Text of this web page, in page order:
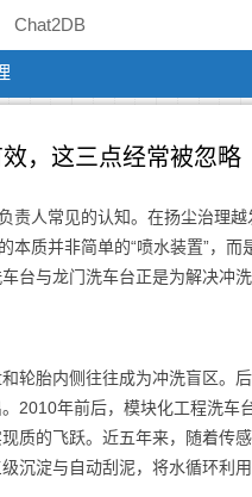
Chat2DB
，这三点经常被忽略
责人常见的认知。在扬尘治理
质并非简单的“喷水装置”，
台与龙门洗车台正是为解决冲
胎内侧往往成为冲洗盲区。
2010年前后，模块化工程洗车
质的飞跃。近五年来，随着传
沉淀与自动刮泥，将水循环利